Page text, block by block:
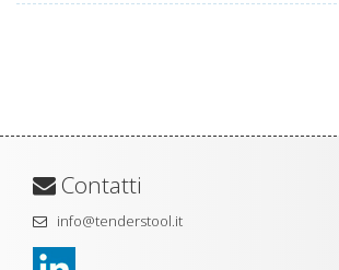
Contatti
info@tenderstool.it